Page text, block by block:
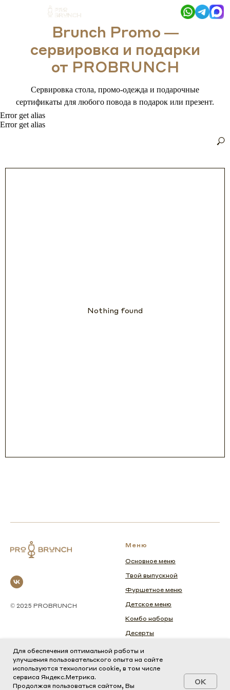
Brunch Promo —
сервировка и подарки
от PROBRUNCH
Сервировка стола, промо-одежда и подарочные
сертификаты для любого повода в подарок или презент.
Error get alias
Error get alias
Nothing found
© 2025 PROBRUNCH
Меню
Основное меню
Твой выпускной
Фуршетное меню
Детское меню
Комбо наборы
Десерты
Завтраки
Информация
Написать нам
Дополнительно
Банковские реквизиты
Для обеспечения оптимальной работы и
улучшения пользовательского опыта на сайте
используются технологии cookie, в том числе
сервиса Яндекс.Метрика.
Продолжая пользоваться сайтом, Вы
OK